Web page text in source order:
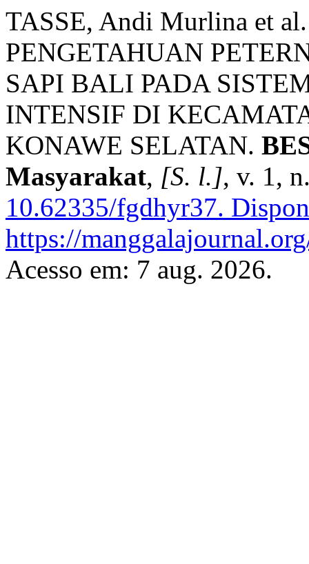
TASSE, Andi Murlina et
PENGETAHUAN
SAPI BALI PADA
INTENSIF DI
KONAWE SELATAN.
Masyarakat, [S. l.], v. 1,
10.62335/fgdhyr37.
https://
Acesso em: 7 aug. 2026.